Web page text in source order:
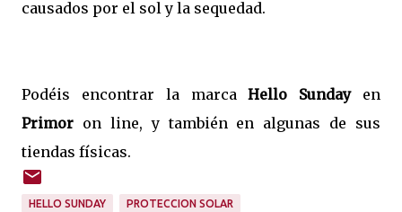
causados por el sol y la sequedad.
Podéis encontrar la marcaHello Sundayen
Primor on line, y también en algunas de sus
tiendas físicas.
HELLO SUNDAY PROTECCION SOLAR